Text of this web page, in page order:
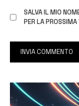
SALVA IL MIO
PER LA